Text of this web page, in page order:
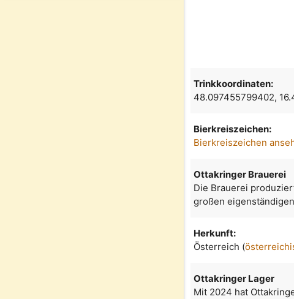
Trinkkoordinaten:
48.097455799402,
Bierkreiszeichen:
Bierkreiszeichen
Ottakringer Brauerei
Die Brauerei
großen
Herkunft:
Österreich (
Ottakringer Lager
Mit 2024 hat